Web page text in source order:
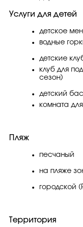
Услуги для детей
детское
водные
детские
клуб для
сезон)
детский
комната
Пляж
песчаный
на пляже
городской
Территория